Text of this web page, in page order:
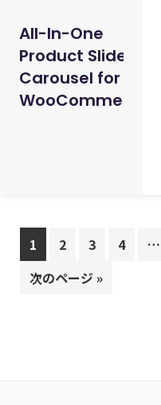
All-In-One
Product Slider
Carousel for
WooCommerce
1 2 3 4 …
次のページ »